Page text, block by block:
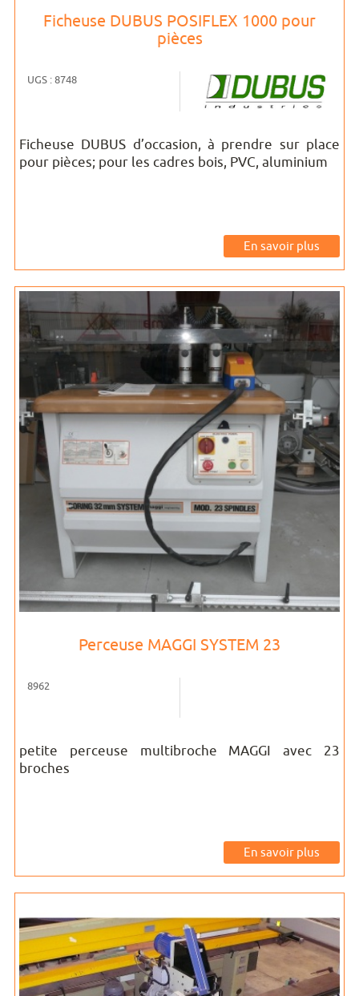
Ficheuse DUBUS POSIFLEX 1000 pour
pièces
UGS : 8748
Ficheuse DUBUS d’occasion, à prendre sur place
pour pièces; pour les cadres bois, PVC, aluminium
En savoir plus
Perceuse MAGGI SYSTEM 23
8962
petite perceuse multibroche MAGGI avec 23
broches
En savoir plus